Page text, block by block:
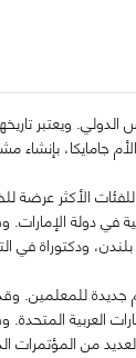
بن راشد للإدارة الحكومية، وتتمتع بخبرة تمتد لأكثر من 25
جامايكا، بإنشاء
الأكثر عرضة
خارجية في دولة
ودكتوراة في
جديدة للمعلمين.
العربية
من المؤتمرات